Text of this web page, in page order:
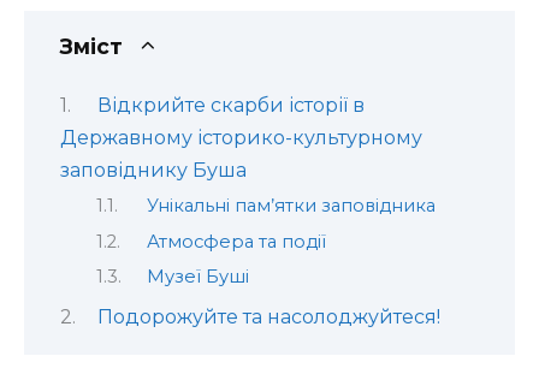
Зміст
Відкрийте скарби історії в
Державному історико-культурному
заповіднику Буша
Унікальні пам’ятки заповідника
Атмосфера та події
Музеї Буші
Подорожуйте та насолоджуйтеся!